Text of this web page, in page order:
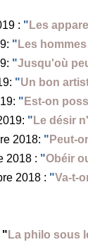
: " Les
" Les
"Jusqu'où
"Un bon
" Est-on
" Le désir
2018: " Peut-
2018 : "Obéir
2018 : "Va-t-
" La philo sous